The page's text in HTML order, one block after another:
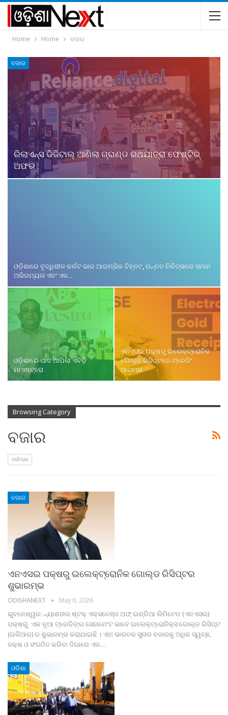
Home Home ବଜାର
ବଜାର
ରିଲାଏନ୍ସ ଡିଜିଟାଲ୍ ଆଣିଲା ଗ୍ରାଣ୍ଡ ରଥଯାତ୍ରା ଫେଷ୍ଟିଭ୍
ଅଫର
ଓଡ଼ିଶାରେ ବୃଦ୍ଧିଶୀଳ କର୍କଟ ଭାର ଆରମ୍ଭିକ ଚିହ୍ନଟ, ଉନ୍ନତ ଚିକିତ୍ସାରେ ସମାନ
ଅଭିଗମ୍ୟତା ଏବଂ ଏକ…
ଓଡ଼ିଶାରେ ପାଦ ଥାପିଲା ଏବିଡ଼ି
ମାଏଷ୍ଟ୍ରୋ
ଏନଏସଇ ପକ୍ଷରୁ ଇଲେକ୍‌ଟ୍ରୋନିକ
ଗୋଲ୍ଡ ରିସିପ୍ଟରେ ଟ୍ରେଡିଂ
ଆରମ୍ଭ
Browsing Category
ବଜାର
ବାଣିଜ୍ୟ
ବଜାର
ଏନଏସଇ ପକ୍ଷରୁ ଇଲେକ୍‌ଟ୍ରୋନିକ ଗୋଲ୍ଡ ରିସିପ୍ଟର
ଶୁଭାରମ୍ଭ
ODISHANEXT May 6, 2026
ଭୁବନେଶ୍ୱର: ନ୍ୟାଶନାଲ ଷ୍ଟକ୍ ଏକ୍ସଚେଞ୍ଜ ଅଫ୍ ଇଣ୍ଡିଆ ଲିମିଟେଡ (ଏନଏସଇ)
ପକ୍ଷରୁ ଏକ ନୂଆ ଟ୍ରେଡିଙ୍ଗ ସେଗମେଂଟ ଭାବେ ଇଲେକ୍‌ଟ୍ରୋନିକ୍ସ ଗୋଲ୍ଡ ରିସିପ୍ଟ
(ଇଜିଆର) ର ଶୁଭାରମ୍ଭ କରାଯାଇଛି । ଏହା ଭାରତର ସୁନାର ବଜାରକୁ ଅଧିକ ସ୍ୱଚ୍ଛ,
ଦକ୍ଷ ଓ ସଂଗଠିତ କରିବା ଦିଗାରେ ଏକ…
ଓଡିଶା